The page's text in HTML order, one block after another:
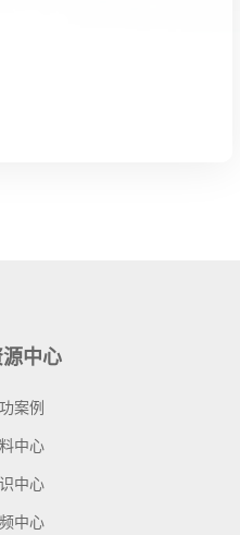
源中心
案例
中心
中心
中心